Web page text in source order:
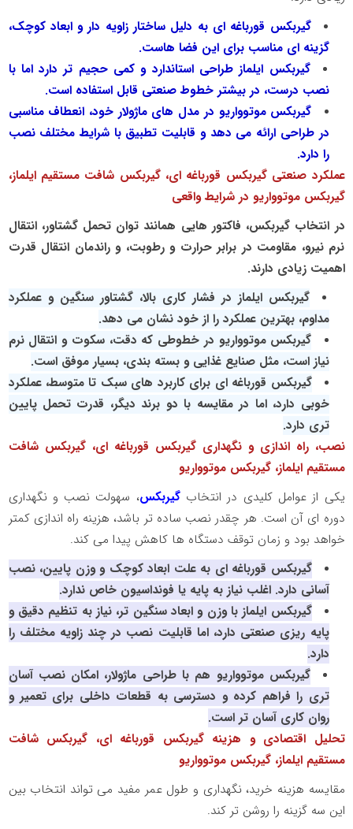
گیربکس قورباغه‌ ای به‌ دلیل ساختار زاویه‌ دار و ابعاد کوچک،
گزینه‌ ای مناسب برای این فضا هاست.
گیربکس ایلماز طراحی استاندارد و کمی حجیم‌ تر دارد اما با
نصب درست، در بیشتر خطوط صنعتی قابل استفاده است.
گیربکس موتوواریو در مدل‌ های ماژولار خود، انعطاف مناسبی
در طراحی ارائه می‌ دهد و قابلیت تطبیق با شرایط مختلف نصب
را دارد.
عملکرد صنعتی گیربکس قورباغه ای، گیربکس شافت مستقیم ایلماز،
گیربکس موتوواریو در شرایط واقعی
در انتخاب گیربکس، فاکتور هایی همانند توان تحمل گشتاور، انتقال
نرم نیرو، مقاومت در برابر حرارت و رطوبت، و راندمان انتقال قدرت
اهمیت زیادی دارند.
گیربکس ایلماز در فشار کاری بالا، گشتاور سنگین و عملکرد
مداوم، بهترین عملکرد را از خود نشان می‌ دهد.
گیربکس موتوواریو در خطوطی که دقت، سکوت و انتقال نرم
نیاز است، مثل صنایع غذایی و بسته‌ بندی، بسیار موفق است.
گیربکس قورباغه‌ ای برای کاربرد های سبک تا متوسط، عملکرد
خوبی دارد، اما در مقایسه با دو برند دیگر، قدرت تحمل پایین‌
تری دارد.
نصب، راه‌ اندازی و نگهداری گیربکس قورباغه ای، گیربکس شافت
مستقیم ایلماز، گیربکس موتوواریو
یکی از عوامل کلیدی در انتخاب گیربکس، سهولت نصب و نگهداری
دوره‌ ای آن است. هر چقدر نصب ساده‌ تر باشد، هزینه راه‌ اندازی کمتر
خواهد بود و زمان توقف دستگاه‌ ها کاهش پیدا می کند.
گیربکس قورباغه‌ ای به علت ابعاد کوچک و وزن پایین، نصب
آسانی دارد. اغلب نیاز به پایه یا فونداسیون خاص ندارد.
گیربکس ایلماز با وزن و ابعاد سنگین‌ تر، نیاز به تنظیم دقیق و
پایه‌ ریزی صنعتی دارد، اما قابلیت نصب در چند زاویه مختلف را
دارد.
گیربکس موتوواریو هم با طراحی ماژولار، امکان نصب آسان‌
تری را فراهم کرده و دسترسی به قطعات داخلی برای تعمیر و
روان‌ کاری آسان‌ تر است.
تحلیل اقتصادی و هزینه‌ گیربکس قورباغه ای، گیربکس شافت
مستقیم ایلماز، گیربکس موتوواریو
مقایسه هزینه‌ خرید، نگهداری و طول عمر مفید می‌ تواند انتخاب بین
این سه گزینه را روشن‌ تر کند.